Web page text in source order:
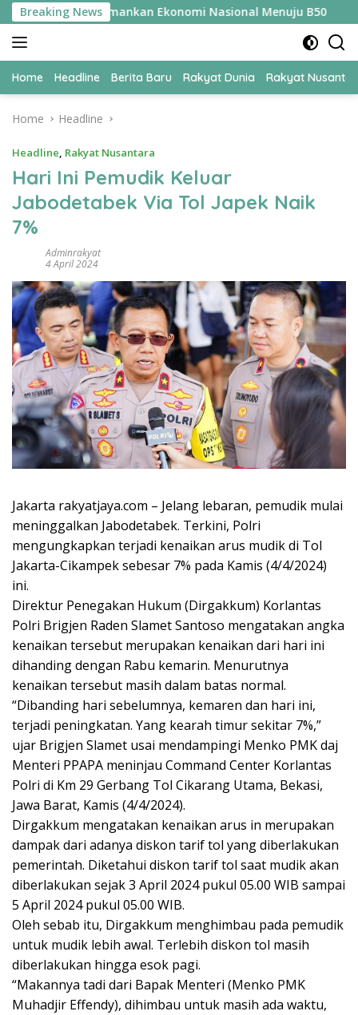
Skip
to
content
Breaking News
Jadi Kunci Amankan Ekonomi Nasional Menuju B50
Home Headline Berita Baru Rakyat Dunia Rakyat
Home Headline
Headline, Rakyat Nusantara
Hari Ini Pemudik Keluar
Jabodetabek Via Tol Japek Naik
7%
Adminrakyat
4 April 2024
Jakarta rakyatjaya.com – Jelang lebaran, pemudik mulai
meninggalkan Jabodetabek. Terkini, Polri
mengungkapkan terjadi kenaikan arus mudik di Tol
Jakarta-Cikampek sebesar 7% pada Kamis (4/4/2024)
ini.
Direktur Penegakan Hukum (Dirgakkum) Korlantas
Polri Brigjen Raden Slamet Santoso mengatakan angka
kenaikan tersebut merupakan kenaikan dari hari ini
dihanding dengan Rabu kemarin. Menurutnya
kenaikan tersebut masih dalam batas normal.
“Dibanding hari sebelumnya, kemaren dan hari ini,
terjadi peningkatan. Yang kearah timur sekitar 7%,”
ujar Brigjen Slamet usai mendampingi Menko PMK daj
Menteri PPAPA meninjau Command Center Korlantas
Polri di Km 29 Gerbang Tol Cikarang Utama, Bekasi,
Jawa Barat, Kamis (4/4/2024).
Dirgakkum mengatakan kenaikan arus in merupakan
dampak dari adanya diskon tarif tol yang diberlakukan
pemerintah. Diketahui diskon tarif tol saat mudik akan
diberlakukan sejak 3 April 2024 pukul 05.00 WIB sampai
5 April 2024 pukul 05.00 WIB.
Oleh sebab itu, Dirgakkum menghimbau pada pemudik
untuk mudik lebih awal. Terlebih diskon tol masih
diberlakukan hingga esok pagi.
“Makannya tadi dari Bapak Menteri (Menko PMK
Muhadjir Effendy), dihimbau untuk masih ada waktu,